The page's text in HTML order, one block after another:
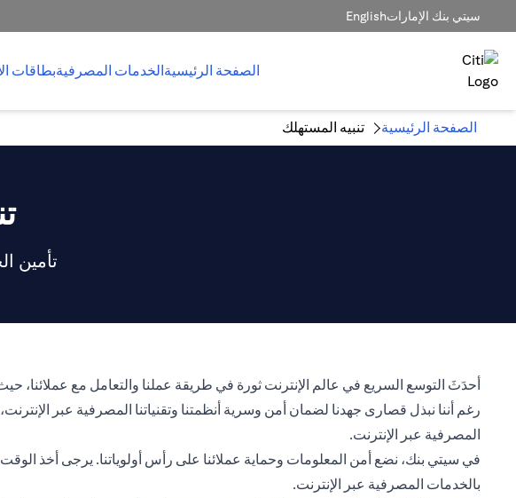
سيتي بنك الإماراتEnglish
الصفحة الرئيسيةالخدمات المصرفيةبطاقات
الصفحة الرئيسية تنبيه المستهلك
تأمين
أحدَثَ التوسع السريع في عالم الإنترنت ثورة في طريقة عملنا والتعامل مع عملائنا، حيث يمكن للعملاء
رغم أننا نبذل قصارى جهدنا لضمان أمن وسرية أنظمتنا وتقنياتنا المصرفية عبر
المصرفية عبر الإنترنت.
في سيتي بنك، نضع أمن المعلومات وحماية عملائنا على رأس أولوياتنا. يرجى أخذ
بالخدمات المصرفية عبر الإنترنت.